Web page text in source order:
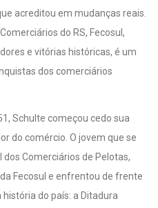
acreditou em mudanças reais.
do RS, Fecosul,
e vitórias históricas, é um
dos comerciários
Schulte começou cedo sua
do comércio. O jovem que se
Comerciários de Pelotas,
Fecosul e enfrentou de frente
do país: a Ditadura